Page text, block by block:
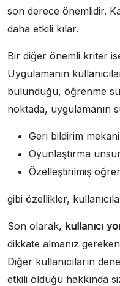
son derece önemlidir.
daha etkili kılar.
Bir diğer önemli kriter
Uygulamanın
bulunduğu, öğrenme
noktada, uygulamanın
Geri bildirim
Oyunlaştırma
Özelleştirilmiş
gibi özellikler,
Son olarak, kullanıcı
dikkate almanız
Diğer kullanıcıların
etkili olduğu hakkında